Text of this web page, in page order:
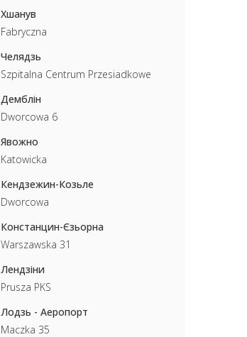
Хшанув
Fabryczna
Челядзь
Szpitalna Centrum Przesiadkowe
Демблін
Dworcowa 6
Явожно
Katowicka
Кендзежин-Козьле
Dworcowa
Констанцин-Єзьорна
Warszawska 31
Лендзіни
Prusza PKS
Лодзь - Аеропорт
Maczka 35